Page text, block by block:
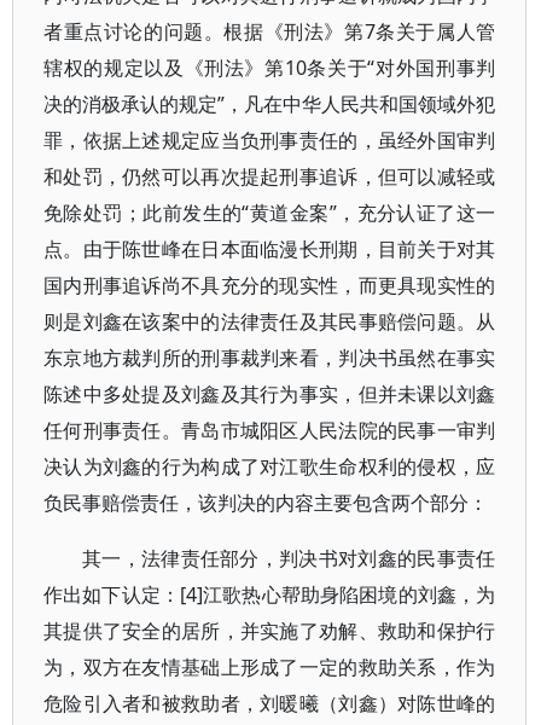
者重点讨论的问题。根据《刑法》第7条关于属人管
辖权的规定以及《刑法》第10条关于“对外国刑事判
决的消极承认的规定”，凡在中华人民共和国领域外犯
罪，依据上述规定应当负刑事责任的，虽经外国审判
和处罚，仍然可以再次提起刑事追诉，但可以减轻或
免除处罚；此前发生的“黄道金案”，充分认证了这一
点。由于陈世峰在日本面临漫长刑期，目前关于对其
国内刑事追诉尚不具充分的现实性，而更具现实性的
则是刘鑫在该案中的法律责任及其民事赔偿问题。从
东京地方裁判所的刑事裁判来看，判决书虽然在事实
陈述中多处提及刘鑫及其行为事实，但并未课以刘鑫
任何刑事责任。青岛市城阳区人民法院的民事一审判
决认为刘鑫的行为构成了对江歌生命权利的侵权，应
负民事赔偿责任，该判决的内容主要包含两个部分：
其一，法律责任部分，判决书对刘鑫的民事责任
作出如下认定：[4]江歌热心帮助身陷困境的刘鑫，为
其提供了安全的居所，并实施了劝解、救助和保护行
为，双方在友情基础上形成了一定的救助关系，作为
危险引入者和被救助者，刘暖曦（刘鑫）对陈世峰的